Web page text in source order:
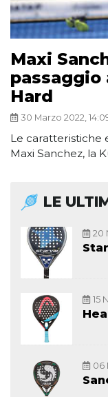
Maxi
passaggio
Hard
30 Marzo 2022,
Le caratteristiche
Maxi Sanchez, la
LE
20
15
06